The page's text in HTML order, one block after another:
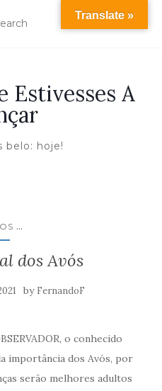
Estivesses A
belo: hoje!
...
dos Avós
by FernandoF
o conhecido
importância dos Avós, por
serão melhores adultos
Translate »